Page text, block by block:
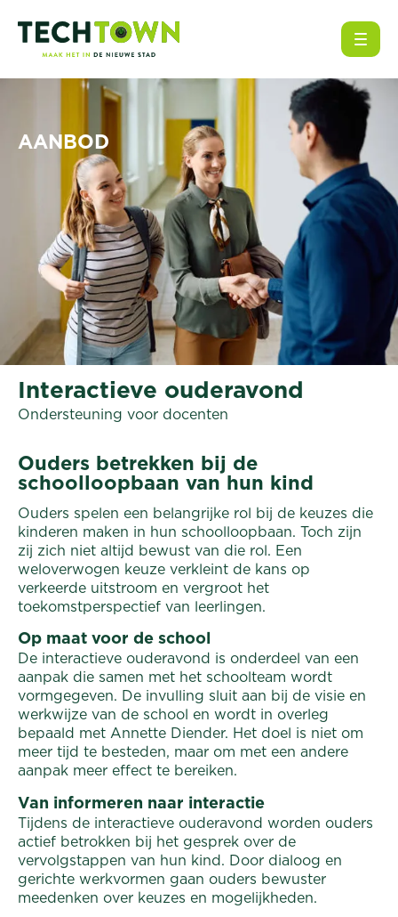
AANBOD
Interactieve ouderavond
Ondersteuning voor docenten
Ouders betrekken bij de
schoolloopbaan van hun kind
Ouders spelen een belangrijke rol bij de keuzes die
kinderen maken in hun schoolloopbaan. Toch zijn
zij zich niet altijd bewust van die rol. Een
weloverwogen keuze verkleint de kans op
verkeerde uitstroom en vergroot het
toekomstperspectief van leerlingen.
Op maat voor de school
De interactieve ouderavond is onderdeel van een
aanpak die samen met het schoolteam wordt
vormgegeven. De invulling sluit aan bij de visie en
werkwijze van de school en wordt in overleg
bepaald met Annette Diender. Het doel is niet om
meer tijd te besteden, maar om met een andere
aanpak meer effect te bereiken.
Van informeren naar interactie
Tijdens de interactieve ouderavond worden ouders
actief betrokken bij het gesprek over de
vervolgstappen van hun kind. Door dialoog en
gerichte werkvormen gaan ouders bewuster
meedenken over keuzes en mogelijkheden.